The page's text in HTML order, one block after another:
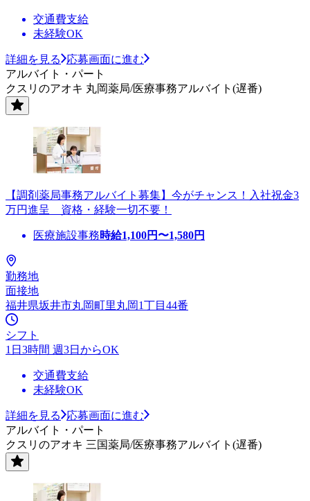
交通費支給
未経験OK
詳細を見る
応募画面に進む
アルバイト・パート
クスリのアオキ 丸岡薬局/医療事務アルバイト(遅番)
【調剤薬局事務アルバイト募集】今がチャンス！入社祝金3
万円進呈 資格・経験一切不要！
医療施設事務時給1,100円〜1,580円
勤務地
面接地
福井県坂井市丸岡町里丸岡1丁目44番
シフト
1日3時間 週3日からOK
交通費支給
未経験OK
詳細を見る
応募画面に進む
アルバイト・パート
クスリのアオキ 三国薬局/医療事務アルバイト(遅番)